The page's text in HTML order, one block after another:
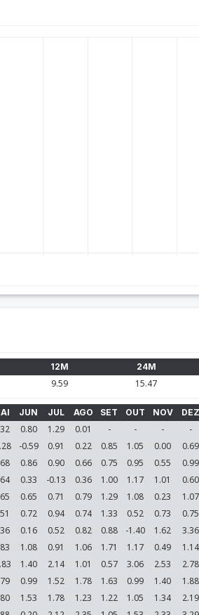
12M 24M
9.59 15.47
JUN JUL AGO SET OUT NOV DEZ
0.80 1.29 0.01 - - - -
-0.59 0.91 0.22 0.85 1.05 0.00 0.69
0.86 0.90 0.66 0.75 0.95 0.55 0.99
0.33 -0.13 0.36 1.00 1.17 1.01 0.60
0.65 0.71 0.79 1.29 1.08 0.23 1.07
0.72 0.94 0.74 1.33 0.52 0.73 0.75
0.16 0.52 0.82 0.88 -1.40 1.62 3.36
1.08 0.91 1.06 1.71 1.17 0.49 1.14
1.40 2.14 1.01 0.57 3.06 2.53 2.78
0.99 1.52 1.78 1.63 0.99 1.40 1.88
1.53 1.78 1.23 1.22 1.05 1.34 2.19